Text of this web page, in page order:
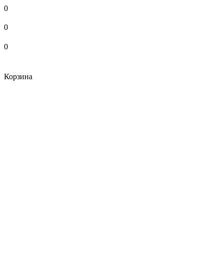
0
0
0
Корзина